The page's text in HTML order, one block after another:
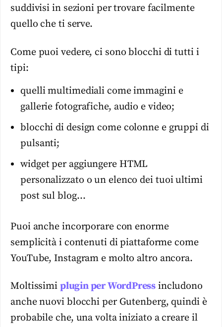
suddivisi in sezioni per trovare facilmente
quello che ti serve.
Come puoi vedere, ci sono blocchi di tutti i
tipi:
quelli multimediali come immagini e
gallerie fotografiche, audio e video;
blocchi di design come colonne e gruppi di
pulsanti;
widget per aggiungere HTML
personalizzato o un elenco dei tuoi ultimi
post sul blog…
Puoi anche incorporare con enorme
semplicità i contenuti di piattaforme come
YouTube, Instagram e molto altro ancora.
Moltissimi plugin per WordPressincludono
anche nuovi blocchi per Gutenberg, quindi è
probabile che, una volta iniziato a creare il